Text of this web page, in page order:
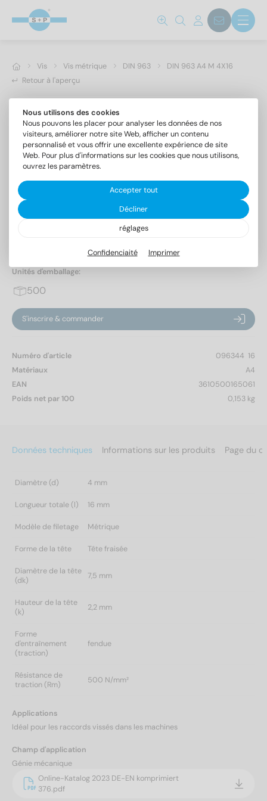
Vis Vis métrique DIN 963
DIN 963 A4 M 4X16
Retour à l'aperçu
Vis à tête fraisée fendue
Unités d'emballage:
500
S'inscrire & commander
Numéro d'article
096344  16
Matériaux
A4
EAN
3610500165061
Poids net par 100
0,153 kg
Données techniques Informations sur les produits Page du
Diamètre (d) 4 mm
Longueur totale (l) 16 mm
Modèle de filetage Métrique
Forme de la tête Tête fraisée
Diamètre de la tête
(dk)
7,5 mm
Hauteur de la tête
(k)
2,2 mm
Forme
d'entraînement
(traction)
fendue
Résistance de
traction (Rm)
500 N/mm²
Applications
Idéal pour les raccords vissés dans les machines
Champ d'application
Génie mécanique
Online-Katalog 2023 DE-EN komprimiert
376.pdf
Nous utilisons des cookies
Nous pouvons les placer pour analyser les données de nos
visiteurs, améliorer notre site Web, afficher un contenu
personnalisé et vous offrir une excellente expérience de site
Web. Pour plus d'informations sur les cookies que nous utilisons,
ouvrez les paramètres.
Accepter tout
Décliner
réglages
Confidenciaité Imprimer